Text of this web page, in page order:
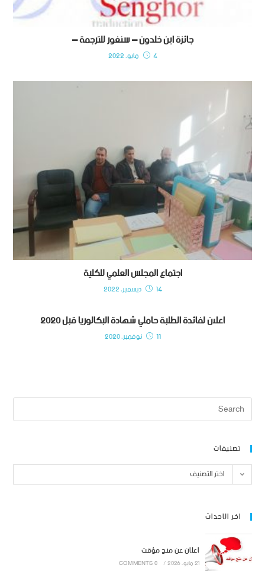
جائزة ابن خلدون – سنغور للترجمة –
4 مايو، 2022
اجتماع المجلس العلمي للكلية
14 ديسمبر، 2022
اعلان لفائدة الطلبة حاملي شهادة البكالوريا قبل 2020
11 نوفمبر، 2020
تصنيفات
اختر التصنيف
اخر الاحداث
اعلان عن منح مؤقت
21 مايو، 2026 /
0 COMMENTS